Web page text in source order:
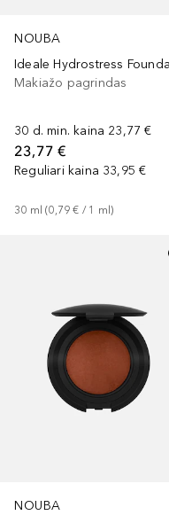
NOUBA
Makiažo pagrindas
30 d. min. kaina 23,77 €
23,77 €
Reguliari kaina 33,95 €
30 ml (0,79 € / 1 ml)
NOUBA